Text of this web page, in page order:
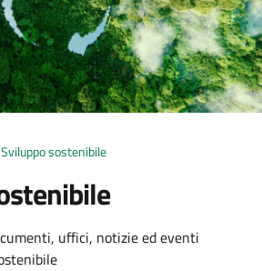
Sviluppo sostenibile
uffici, notizie ed eventi